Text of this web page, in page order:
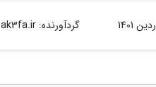
گردآورنده:ak3fa.ir